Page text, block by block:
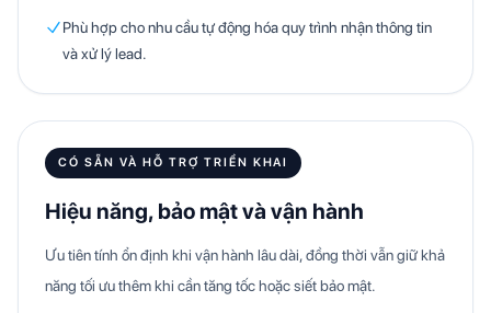
Phù hợp cho nhu cầu tự động hóa quy trình nhận thông tin
và xử lý lead.
CÓ SẴN VÀ HỖ TRỢ TRIỂN KHAI
Hiệu năng, bảo mật và vận hành
Ưu tiên tính ổn định khi vận hành lâu dài, đồng thời vẫn giữ khả
năng tối ưu thêm khi cần tăng tốc hoặc siết bảo mật.